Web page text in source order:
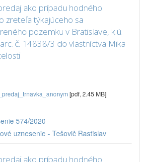
ako prípadu hodného
zreteľa týkajúceho sa
pozemku v Bratislave, k.ú.
č. 14838/3 do vlastníctva Mika
[pdf, 2.45 MB]
574/2020
uznesenie - Tešovič Rastislav
ako prípadu hodného